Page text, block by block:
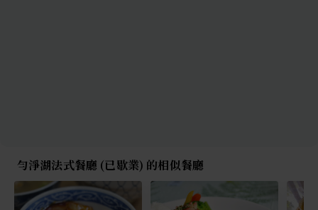
勻淨湖法式餐廳 (已歇業) 的相似餐廳